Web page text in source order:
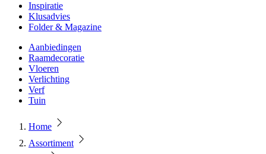
Inspiratie
Klusadvies
Folder & Magazine
Aanbiedingen
Raamdecoratie
Vloeren
Verlichting
Verf
Tuin
Home
Assortiment